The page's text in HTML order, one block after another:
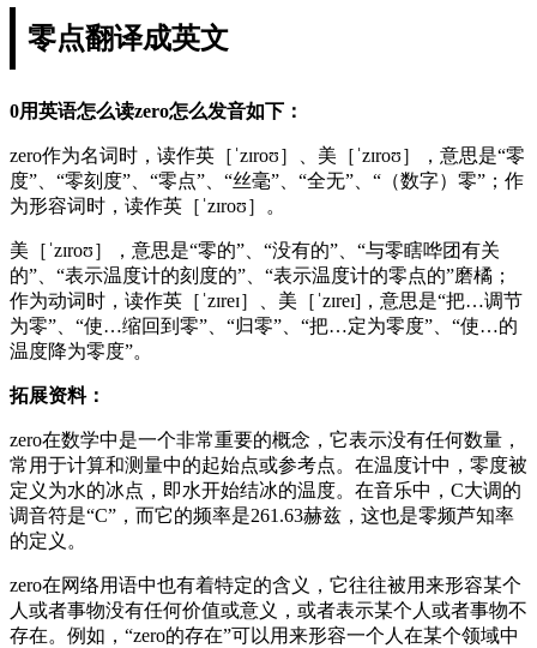
零点翻译成英文
0用英语怎么读zero怎么发音如下：
zero作为名词时，读作英［ˈzɪroʊ］、美［ˈzɪroʊ］，意思是“零
度”、“零刻度”、“零点”、“丝毫”、“全无”、“（数字）零”；作
为形容词时，读作英［ˈzɪroʊ］。
美［ˈzɪroʊ］，意思是“零的”、“没有的”、“与零瞎哗团有关
的”、“表示温度计的刻度的”、“表示温度计的零点的”磨橘；
作为动词时，读作英［ˈzɪreɪ］、美［ˈzɪreɪ]，意思是“把…调节
为零”、“使…缩回到零”、“归零”、“把…定为零度”、“使…的
温度降为零度”。
拓展资料：
zero在数学中是一个非常重要的概念，它表示没有任何数量，
常用于计算和测量中的起始点或参考点。在温度计中，零度被
定义为水的冰点，即水开始结冰的温度。在音乐中，C大调的
调音符是“C”，而它的频率是261.63赫兹，这也是零频芦知率
的定义。
zero在网络用语中也有着特定的含义，它往往被用来形容某个
人或者事物没有任何价值或意义，或者表示某个人或者事物不
存在。例如，“zero的存在”可以用来形容一个人在某个领域中